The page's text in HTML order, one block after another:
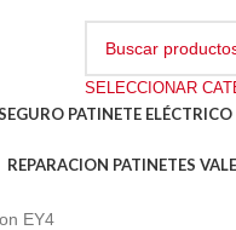
PATINETE
REPARACION PATINETES
EY4